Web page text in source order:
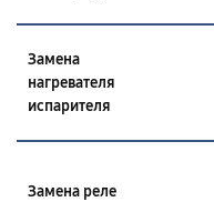
Замена
нагревателя
испарителя
Замена реле